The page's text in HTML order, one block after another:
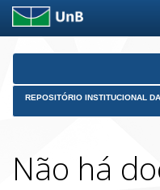
Skip
REPOSITÓRIO INSTITUCIONAL
Não há